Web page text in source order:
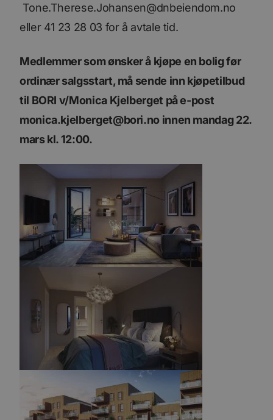
Tone.Therese.Johansen@dnbeiendom.no
eller 41 23 28 03 for å avtale tid.
Medlemmer som ønsker å kjøpe en bolig før
ordinær salgsstart, må sende inn kjøpetilbud
til BORI v/Monica Kjelberget på e-post
monica.kjelberget@bori.no innen mandag 22.
mars kl. 12:00.